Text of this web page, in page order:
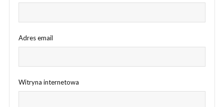
Adres email
Witryna internetowa